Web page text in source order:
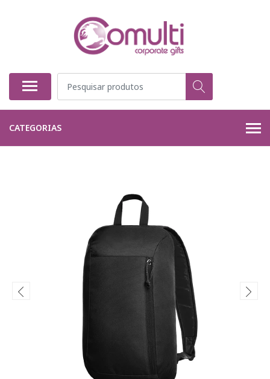
CATEGORIAS